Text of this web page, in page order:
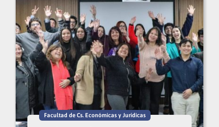
Facultad de Cs. Económicas y Jurídicas